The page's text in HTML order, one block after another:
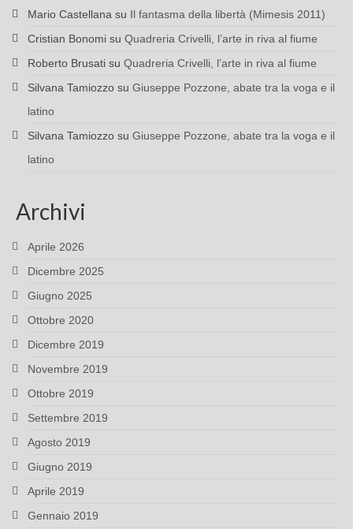
Mario Castellana su Il fantasma della libertà (Mimesis 2011)
Cristian Bonomi su Quadreria Crivelli, l’arte in riva al fiume
Roberto Brusati su Quadreria Crivelli, l’arte in riva al fiume
Silvana Tamiozzo su Giuseppe Pozzone, abate tra la voga e il
latino
Silvana Tamiozzo su Giuseppe Pozzone, abate tra la voga e il
latino
Archivi
Aprile 2026
Dicembre 2025
Giugno 2025
Ottobre 2020
Dicembre 2019
Novembre 2019
Ottobre 2019
Settembre 2019
Agosto 2019
Giugno 2019
Aprile 2019
Gennaio 2019